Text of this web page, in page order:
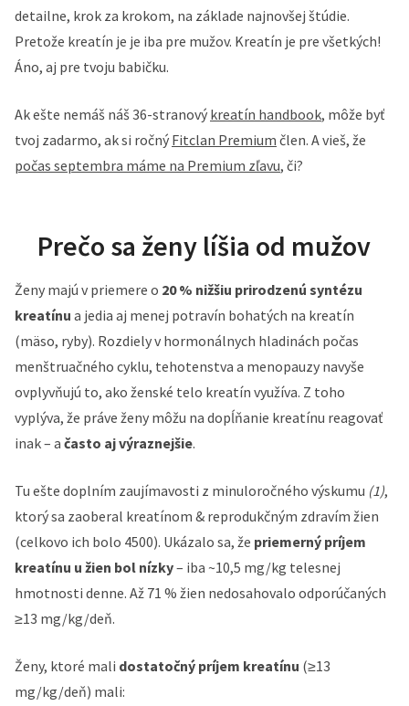
detailne, krok za krokom, na základe najnovšej štúdie.
Pretože kreatín je je iba pre mužov. Kreatín je pre všetkých!
Áno, aj pre tvoju babičku.
Ak ešte nemáš náš 36-stranový kreatín handbook, môže byť
tvoj zadarmo, ak si ročný Fitclan Premium člen. A vieš, že
počas septembra máme na Premium zľavu, či?
Prečo sa ženy líšia od mužov
Ženy majú v priemere o 20 % nižšiu prirodzenú syntézu
kreatínu a jedia aj menej potravín bohatých na kreatín
(mäso, ryby). Rozdiely v hormonálnych hladinách počas
menštruačného cyklu, tehotenstva a menopauzy navyše
ovplyvňujú to, ako ženské telo kreatín využíva. Z toho
vyplýva, že práve ženy môžu na dopĺňanie kreatínu reagovať
inak – a často aj výraznejšie.
Tu ešte doplním zaujímavosti z minuloročného výskumu (1),
ktorý sa zaoberal kreatínom & reprodukčným zdravím žien
(celkovo ich bolo 4500). Ukázalo sa, že priemerný príjem
kreatínu u žien bol nízky– iba ~10,5 mg/kg telesnej
hmotnosti denne. Až 71 % žien nedosahovalo odporúčaných
≥13 mg/kg/deň.
Ženy, ktoré mali dostatočný príjem kreatínu (≥13
mg/kg/deň) mali: